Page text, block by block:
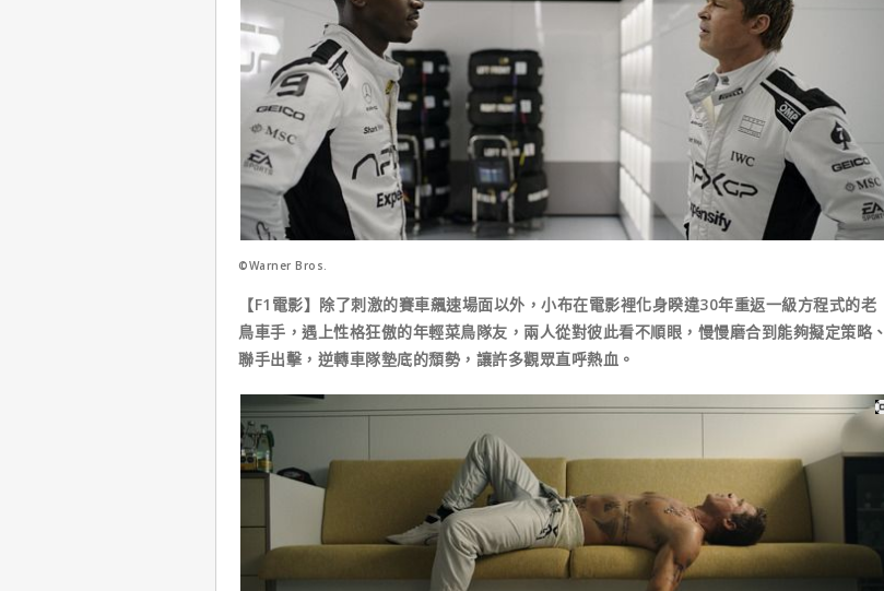
©Warner Bros.
【F1電影】除了刺激的賽車飆速場面以外，小布在電影裡化身睽違30年重返一級方程式的老
鳥車手，遇上性格狂傲的年輕菜鳥隊友，兩人從對彼此看不順眼，慢慢磨合到能夠擬定策略、
聯手出擊，逆轉車隊墊底的頹勢，讓許多觀眾直呼熱血。